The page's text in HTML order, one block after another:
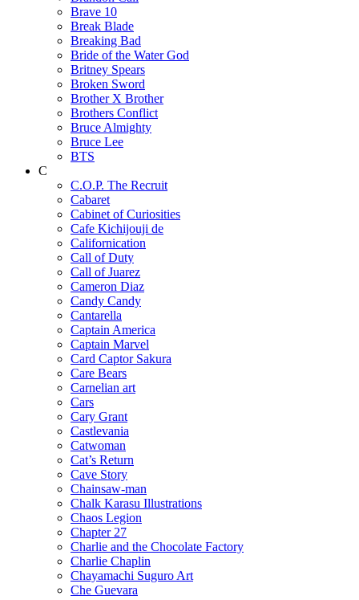
Brave 10
Break Blade
Breaking Bad
Bride of the Water God
Britney Spears
Broken Sword
Brother X Brother
Brothers Conflict
Bruce Almighty
Bruce Lee
BTS
C
C.O.P. The Recruit
Cabaret
Cabinet of Curiosities
Cafe Kichijouji de
Californication
Call of Duty
Call of Juarez
Cameron Diaz
Candy Candy
Cantarella
Captain America
Captain Marvel
Card Captor Sakura
Care Bears
Carnelian art
Cars
Cary Grant
Castlevania
Catwoman
Cat’s Return
Cave Story
Chainsaw-man
Chalk Karasu Illustrations
Chaos Legion
Chapter 27
Charlie and the Chocolate Factory
Charlie Chaplin
Chayamachi Suguro Art
Che Guevara